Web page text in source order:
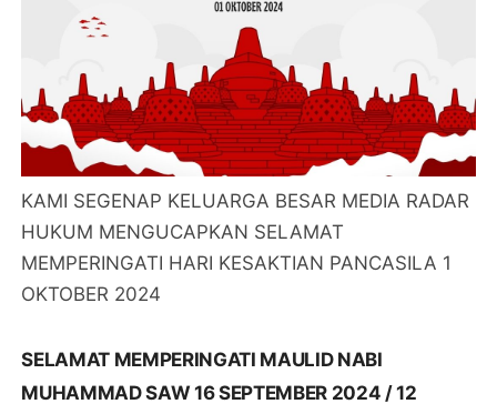
KAMI SEGENAP KELUARGA BESAR MEDIA RADAR
HUKUM MENGUCAPKAN SELAMAT
MEMPERINGATI HARI KESAKTIAN PANCASILA 1
OKTOBER 2024
SELAMAT MEMPERINGATI MAULID NABI
MUHAMMAD SAW 16 SEPTEMBER 2024 / 12